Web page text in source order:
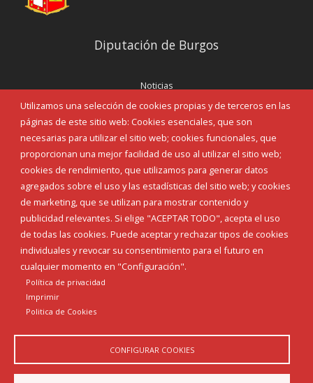
Utilizamos una selección de cookies propias y de terceros en las
páginas de este sitio web: Cookies esenciales, que son
necesarias para utilizar el sitio web; cookies funcionales, que
proporcionan una mejor facilidad de uso al utilizar el sitio web;
cookies de rendimiento, que utilizamos para generar datos
agregados sobre el uso y las estadísticas del sitio web; y cookies
de marketing, que se utilizan para mostrar contenido y
publicidad relevantes. Si elige "ACEPTAR TODO", acepta el uso
de todas las cookies. Puede aceptar y rechazar tipos de cookies
individuales y revocar su consentimiento para el futuro en
cualquier momento en "Configuración".
Política de privacidad
Imprimir
Politica de Cookies
CONFIGURAR COOKIES
Diputación de Burgos
Noticias
Eventos
Corporación Municipal
Teléfonos de interés
INICIAR SESIÓN
MAPA WEB